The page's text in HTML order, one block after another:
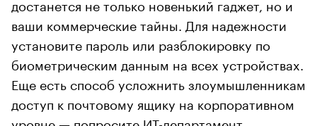
достанется не только новенький гаджет, но и
ваши коммерческие тайны. Для надежности
установите пароль или разблокировку по
биометрическим данным на всех устройствах.
Еще есть способ усложнить злоумышленникам
доступ к почтовому ящику на корпоративном